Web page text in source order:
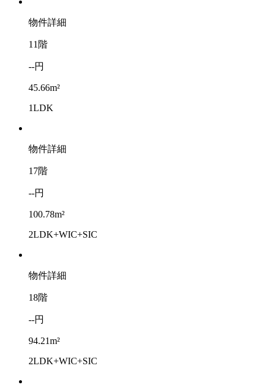
物件詳細
11階
--円
45.66m²
1LDK
物件詳細
17階
--円
100.78m²
2LDK+WIC+SIC
物件詳細
18階
--円
94.21m²
2LDK+WIC+SIC